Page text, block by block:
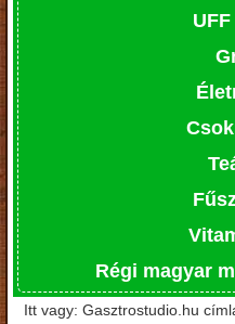
Régi magyar
Itt vagy: Gasztrostudio.hu